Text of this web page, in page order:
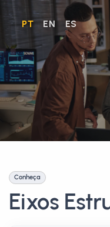
PT EN ES
Conheça
Eixos